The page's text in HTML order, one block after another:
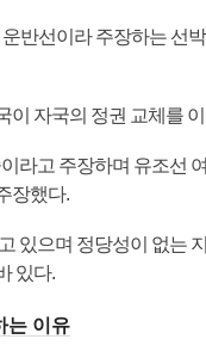
반선이라 주장하는 선
자국의 정권 교체를
라고 주장하며 유조선
장했다.
있으며 정당성이 없는
있다.
는 이유